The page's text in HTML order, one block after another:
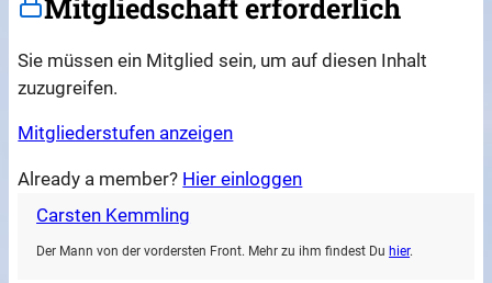
Mitgliedschaft erforderlich
Sie müssen ein Mitglied sein, um auf diesen Inhalt
zuzugreifen.
Mitgliederstufen anzeigen
Already a member? Hier einloggen
Carsten Kemmling
Der Mann von der vordersten Front. Mehr zu ihm findest Du hier.